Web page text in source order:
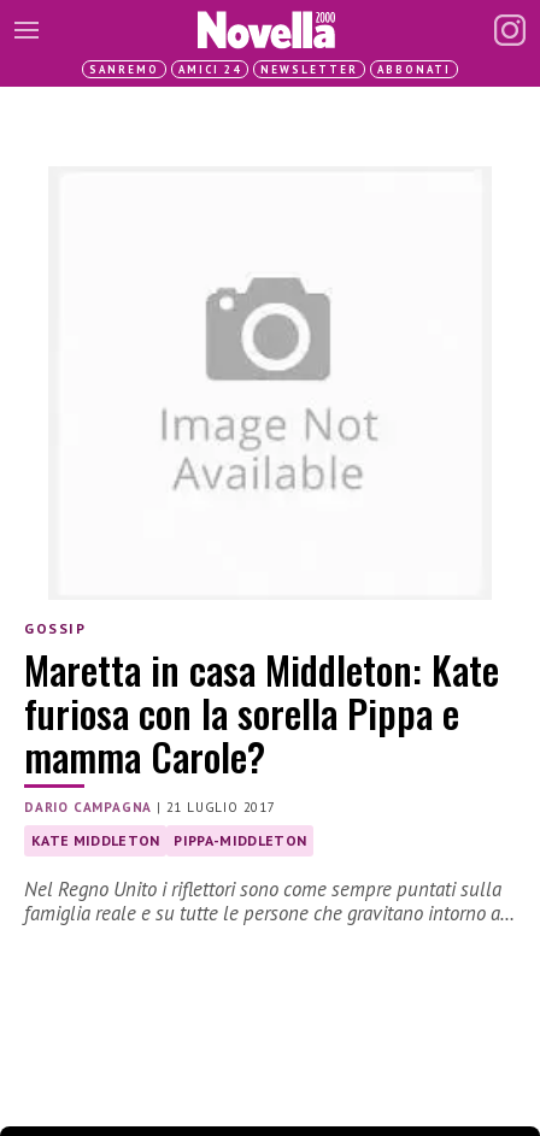
SANREMO AMICI 24 NEWSLETTER ABBONATI
GOSSIP
Maretta in casa Middleton: Kate
furiosa con la sorella Pippa e
mamma Carole?
DARIO CAMPAGNA | 21 LUGLIO 2017
KATE MIDDLETON PIPPA-MIDDLETON
Nel Regno Unito i riflettori sono come sempre puntati sulla
famiglia reale e su tutte le persone che gravitano intorno a…